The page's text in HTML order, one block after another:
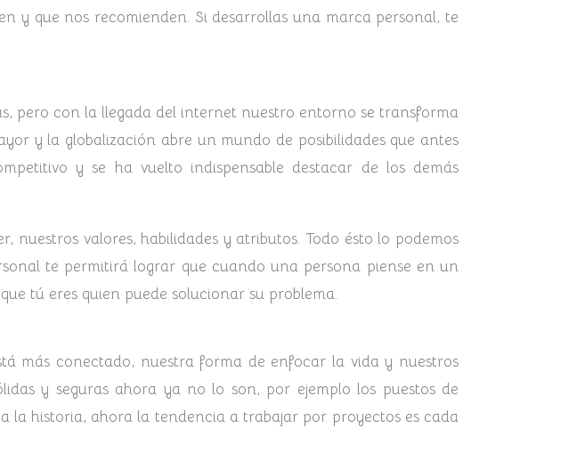
y que nos recomienden. Si desarrollas una marca personal, te
pero con la llegada del internet nuestro entorno se transforma
y la globalización abre un mundo de posibilidades que antes
y se ha vuelto indispensable destacar de los demás
valores, habilidades y atributos. Todo ésto lo podemos
te permitirá lograr que cuando una persona piense en un
tú eres quien puede solucionar su problema.
más conectado, nuestra forma de enfocar la vida y nuestros
y seguras ahora ya no lo son, por ejemplo los puestos de
la historia​, ahora la tendencia a trabajar por proyectos es cada